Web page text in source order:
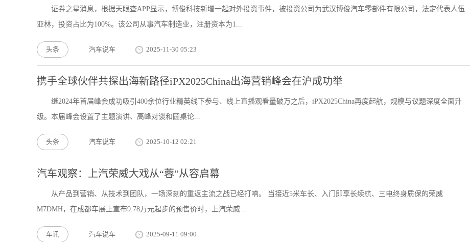
证券之星消息，根据天眼查APP显示，博俊科技新增一起对外投资事件，被投资公司为武汉博俊汽车零部件有限公司，法定代表人伍
亚林，投资占比为100%。该公司从事汽车制造业，注册资本为1...
头条 汽车说车 2025-11-30 05:23
携手全球伙伴共探出海新路径iPX2025China出海营销峰会在沪成功举
继2024年首届峰会成功吸引400余位行业精英线下参与、线上直播观看量破万之后，iPX2025China再度起航，规模与议题深度全面升
级。本届峰会设置了主题演讲、高峰对谈和圆桌论...
头条 汽车说车 2025-10-12 02:21
汽车观察：上汽荣威大戏从“蓉”从容启幕
从产品到营销、从技术到团队，一场深刻的重返主流之战已经打响。 当接近5米车长、入门即享长续航、三电终身质保的荣威
M7DMH，在成都车展上宣布9.78万元起步的预售价时，上汽荣威...
车讯 汽车说车 2025-09-11 09:00